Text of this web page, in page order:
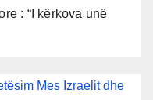
: “I kërkova unë
Mes Izraelit dhe